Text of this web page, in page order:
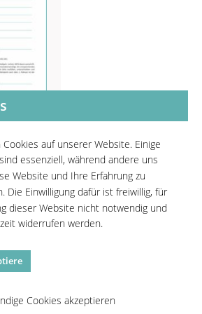
auf unserer Website. Einige
essenziell, während andere uns
Website und Ihre Erfahrung zu
Die Einwilligung dafür ist freiwillig, für
dieser Website nicht notwendig und
widerrufen werden.
Cookies akzeptieren